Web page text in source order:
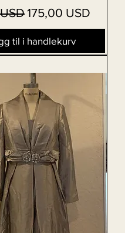
Salgspris
175,00 USD
til i handlekurv